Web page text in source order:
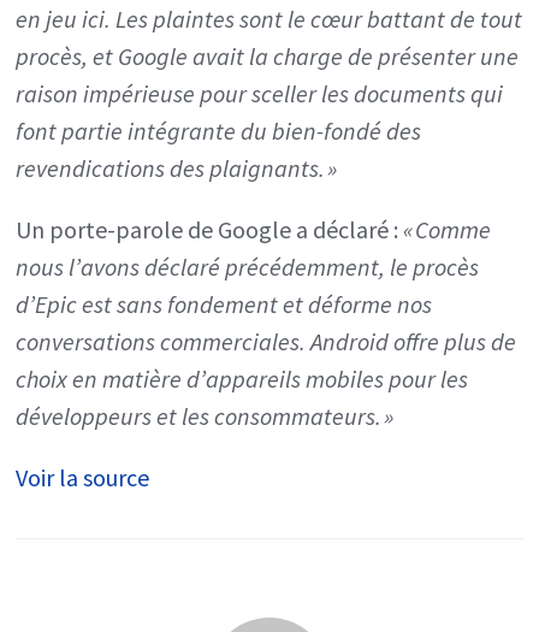
en jeu ici. Les plaintes sont le cœur battant de tout
procès, et Google avait la charge de présenter une
raison impérieuse pour sceller les documents qui
font partie intégrante du bien-fondé des
revendications des plaignants. »
Un porte-parole de Google a déclaré : « Comme
nous l’avons déclaré précédemment, le procès
d’Epic est sans fondement et déforme nos
conversations commerciales. Android offre plus de
choix en matière d’appareils mobiles pour les
développeurs et les consommateurs. »
Voir la source